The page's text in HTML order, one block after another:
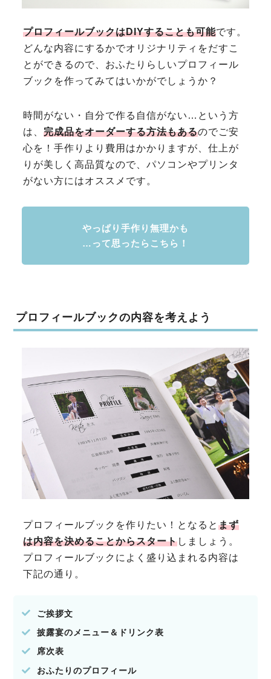
プロフィールブックはDIYすることも可能です。
どんな内容にするかでオリジナリティをだすこ
とができるので、おふたりらしいプロフィール
ブックを作ってみてはいかがでしょうか？
時間がない・自分で作る自信がない…という方
は、完成品をオーダーする方法もあるのでご安
心を！手作りより費用はかかりますが、仕上が
りが美しく高品質なので、パソコンやプリンタ
がない方にはオススメです。
やっぱり手作り無理かも
…って思ったらこちら！
プロフィールブックの内容を考えよう
プロフィールブックを作りたい！となるとまず
は内容を決めることからスタートしましょう。
プロフィールブックによく盛り込まれる内容は
下記の通り。
ご挨拶文
披露宴のメニュー＆ドリンク表
席次表
おふたりのプロフィール